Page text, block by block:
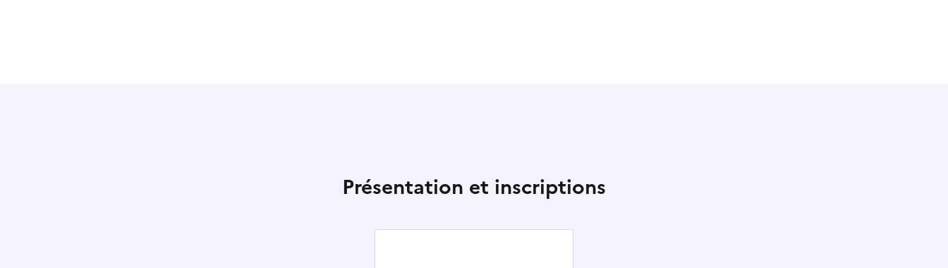
Présentation et inscriptions